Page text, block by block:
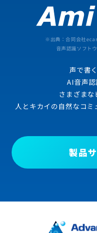
※出典：合同会社
音声認識ソフト
声で書
AI音声認
さまざまな
人とキカイの自然なコ
製品